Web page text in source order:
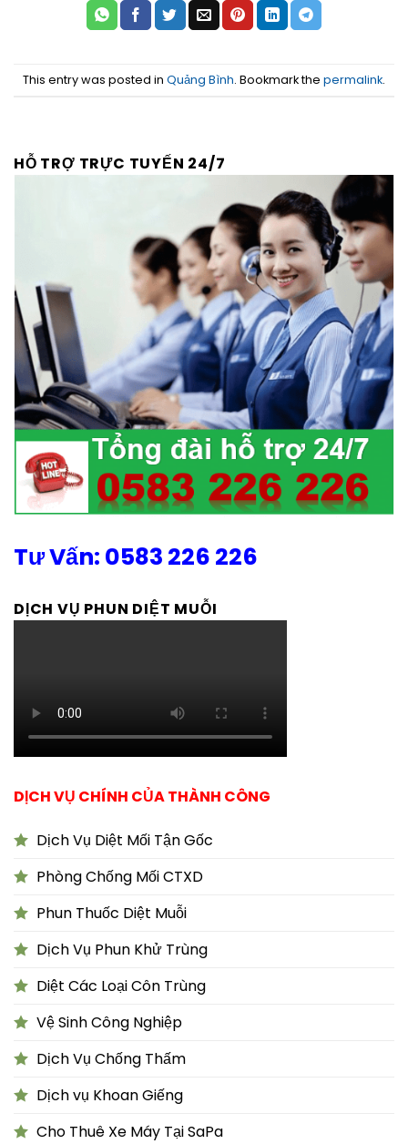
This entry was posted in Quảng Bình. Bookmark the permalink.
HỖ TRỢ TRỰC TUYẾN 24/7
Tư Vấn: 0583 226 226
DỊCH VỤ PHUN DIỆT MUỖI
DỊCH VỤ CHÍNH CỦA THÀNH CÔNG
Dịch Vụ Diệt Mối Tận Gốc
Phòng Chống Mối CTXD
Phun Thuốc Diệt Muỗi
Dịch Vụ Phun Khử Trùng
Diệt Các Loại Côn Trùng
Vệ Sinh Công Nghiệp
Dịch Vụ Chống Thấm
Dịch vụ Khoan Giếng
Cho Thuê Xe Máy Tại SaPa